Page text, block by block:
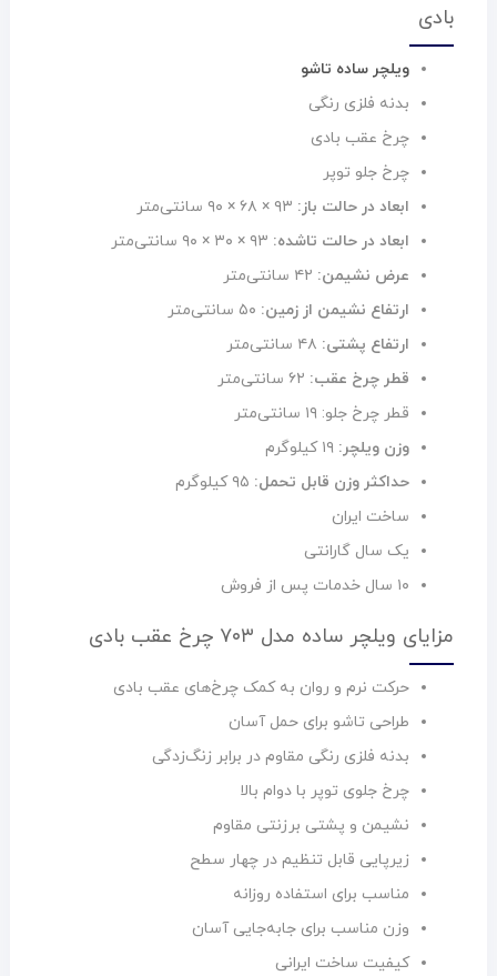
بادی
ویلچر ساده تاشو
بدنه فلزی رنگی
چرخ عقب بادی
چرخ جلو توپر
ابعاد در حالت باز:
ابعاد در حالت تاشده:
عرض نشیمن:
ارتفاع نشیمن از زمین:
ارتفاع پشتی:
قطر چرخ عقب:
قطر چرخ جلو: ۱۹ سانتی‌متر
وزن ویلچر:
حداکثر وزن قابل تحمل:
ساخت ایران
یک سال گارانتی
۱۰ سال خدمات پس از فروش
مزایای ویلچر ساده مدل ۷۰۳ چرخ عقب بادی
حرکت نرم و روان به کمک چرخ‌های عقب بادی
طراحی تاشو برای حمل آسان
بدنه فلزی رنگی مقاوم در برابر زنگ‌زدگی
چرخ جلوی توپر با دوام بالا
نشیمن و پشتی برزنتی مقاوم
زیرپایی قابل تنظیم در چهار سطح
مناسب برای استفاده روزانه
وزن مناسب برای جابه‌جایی آسان
کیفیت ساخت ایرانی